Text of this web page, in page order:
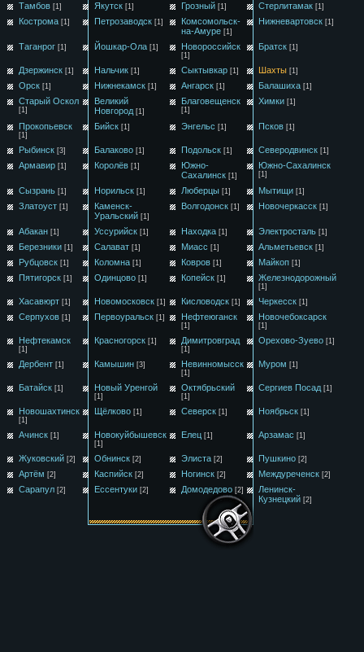
Тамбов [1] Якутск [1] Грозный [1] Стерлитамак [1]
Кострома [1] Петрозаводск [1]
Комсомольск-
на-Амуре [1]
Нижневартовск [1]
Таганрог [1] Йошкар-Ола [1] Новороссийск
[1]
Братск [1]
Дзержинск [1] Нальчик [1] Сыктывкар [1] Шахты [1]
Орск [1] Нижнекамск [1] Ангарск [1] Балашиха [1]
Старый Оскол
[1]
Великий
Новгород [1]
Благовещенск
[1]
Химки [1]
Прокопьевск
[1]
Бийск [1] Энгельс [1] Псков [1]
Рыбинск [3] Балаково [1] Подольск [1] Северодвинск [1]
Армавир [1] Королёв [1]
Южно-
Сахалинск [1]
Южно-Сахалинск
[1]
Сызрань [1] Норильск [1] Люберцы [1] Мытищи [1]
Златоуст [1]
Каменск-
Уральский [1]
Волгодонск [1] Новочеркасск [1]
Абакан [1] Уссурийск [1] Находка [1] Электросталь [1]
Березники [1] Салават [1] Миасс [1] Альметьевск [1]
Рубцовск [1] Коломна [1] Ковров [1] Майкоп [1]
Пятигорск [1] Одинцово [1] Копейск [1] Железнодорожный
[1]
Хасавюрт [1] Новомосковск [1] Кисловодск [1] Черкесск [1]
Серпухов [1] Первоуральск [1] Нефтеюганск
[1]
Новочебоксарск
[1]
Нефтекамск
[1]
Красногорск [1] Димитровград
[1]
Орехово-Зуево [1]
Дербент [1] Камышин [3] Невинномысск
[1]
Муром [1]
Батайск [1] Новый Уренгой
[1]
Октябрьский
[1]
Сергиев Посад [1]
Новошахтинск
[1]
Щёлково [1] Северск [1] Ноябрьск [1]
Ачинск [1] Новокуйбышевск
[1]
Елец [1] Арзамас [1]
Жуковский [2] Обнинск [2] Элиста [2] Пушкино [2]
Артём [2] Каспийск [2] Ногинск [2] Междуреченск [2]
Сарапул [2] Ессентуки [2] Домодедово [2]
Ленинск-
Кузнецкий [2]